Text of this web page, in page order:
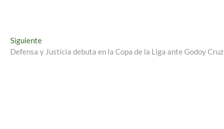
SiguienteEntrada
siguiente:
Defensa y Justicia debuta en la Copa de la Liga ante Godoy Cruz